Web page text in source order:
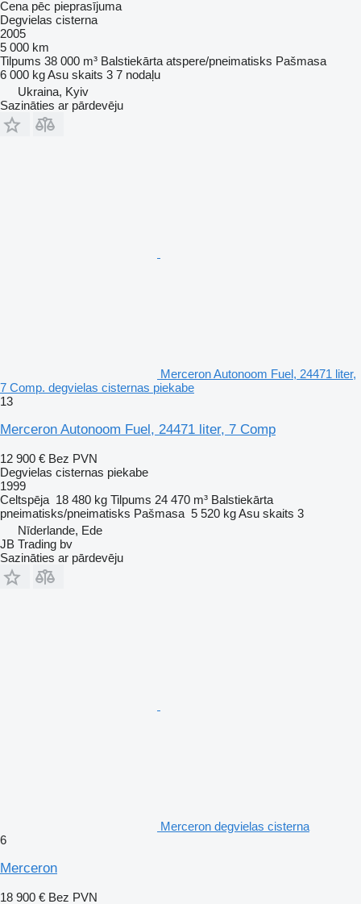
Cena pēc pieprasījuma
Degvielas cisterna
2005
5 000 km
Tilpums 38 000 m³ Balstiekārta atspere/pneimatisks Pašmasa
6 000 kgAsu skaits 3 7 nodaļu
Ukraina, Kyiv
Sazināties ar pārdevēju
Merceron Autonoom Fuel, 24471 liter,
7 Comp. degvielas cisternas piekabe
13
Merceron Autonoom Fuel, 24471 liter, 7 Comp
12 900 € Bez PVN
Degvielas cisternas piekabe
1999
Celtspēja 18 480 kg Tilpums 24 470 m³ Balstiekārta
pneimatisks/pneimatisks Pašmasa 5 520 kgAsu skaits 3
Nīderlande, Ede
JB Trading bv
Sazināties ar pārdevēju
Merceron degvielas cisterna
6
Merceron
18 900 € Bez PVN